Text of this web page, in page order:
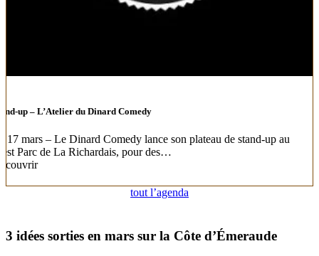
up – L’Atelier du Dinard Comedy
17 mars – Le Dinard Comedy lance son plateau de stand-up au
Parc de La Richardais, pour des…
tout l’agenda
3 idées sorties en mars sur la Côte d’Émeraude